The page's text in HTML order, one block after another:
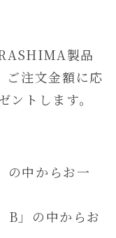
製品
ご注文金額に応
トします。
中からお一
」の中からお